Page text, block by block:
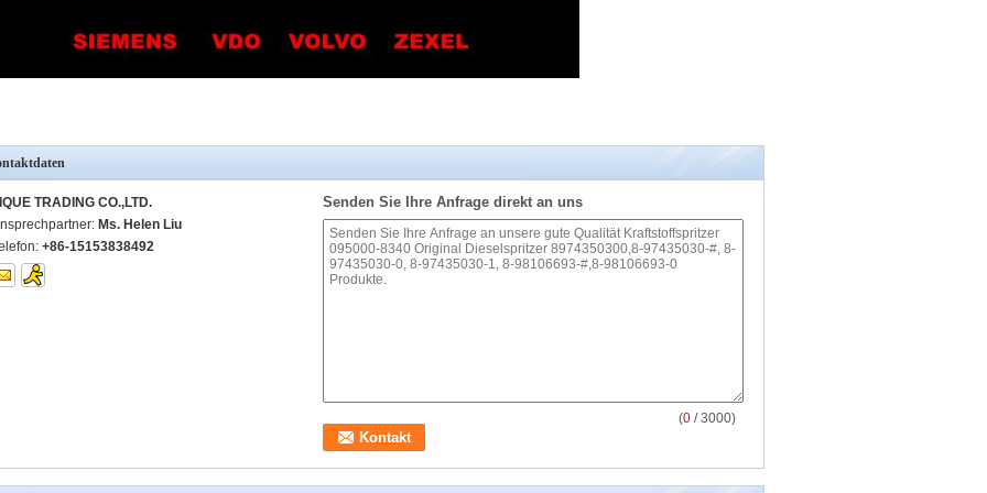
TRADING CO.,LTD.
Ms. Helen Liu
+86-15153838492
Senden Sie Ihre Anfrage direkt an uns
(0 / 3000)